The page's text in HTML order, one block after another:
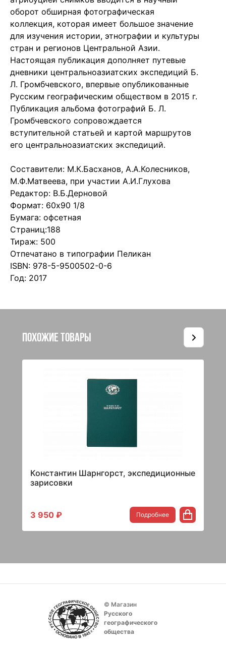
оборот обширная фотографическая
коллекция, которая имеет большое значение
для изучения истории, этнографии и культуры
стран и регионов Центральной Азии.
Настоящая публикация дополняет путевые
дневники центральноазиатских экспедиций Б.
Л. Громбчевского, впервые опубликованные
Русским географическим обществом в 2015 г.
Публикация альбома фотографий Б. Л.
Громбчевского сопровождается
вступительной статьей и картой маршрутов
его центральноазиатских экспедиций.
Составители: М.К.Басханов, А.А.Колесников,
М.Ф.Матвеева, при участии А.И.Глухова
Редактор: В.Б.Дерновой
Формат: 60х90 1/8
Бумага: офсетная
Страниц:188
Тираж: 500
Отпечатано в типографии Пеликан
ISBN: 978-5-9500502-0-6
Год: 2017
Похожие товары
Константин Шарнгорст, экспедиционные
зарисовки
3 950 ₽ Подробнее
© Магазин
Русского
географического
общества